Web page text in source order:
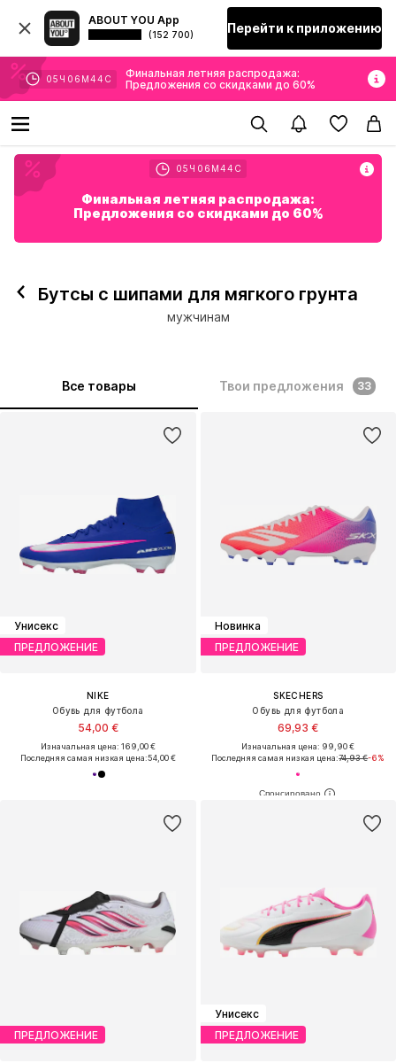
ABOUT YOU App
(152 700) Перейти к приложению
05 Ч 06 М 43 С
Финальная летняя распродажа:
Предложения со скидками до 60%
05 Ч 06 М 43 С
Финальная летняя распродажа:
Предложения со скидками до 60%
Бутсы с шипами для мягкого грунта
мужчинам
Все товары Твои предложения 33
Унисекс
ПРЕДЛОЖЕНИЕ
NIKE
Обувь для футбола
54,00 €
Изначальная цена: 169,00 €
Последняя самая низкая цена:54,00 €
Новинка
ПРЕДЛОЖЕНИЕ
SKECHERS
Обувь для футбола
69,93 €
Изначальная цена: 99,90 €
Последняя самая низкая цена:74,93 €-6%
ПРЕДЛОЖЕНИЕ
Унисекс
ПРЕДЛОЖЕНИЕ